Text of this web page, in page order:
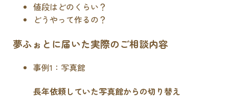
値段はどのくらい？
どうやって作るの？
夢ふぉとに届いた実際のご相談内容
事例1：写真館
長年依頼していた写真館からの切り替え